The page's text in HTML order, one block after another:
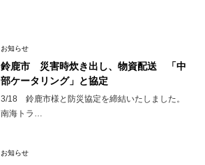
お知らせ
鈴鹿市 災害時炊き出し、物資配送 「中
部ケータリング」と協定
3/18 鈴鹿市様と防災協定を締結いたしました。
南海トラ…
お知らせ